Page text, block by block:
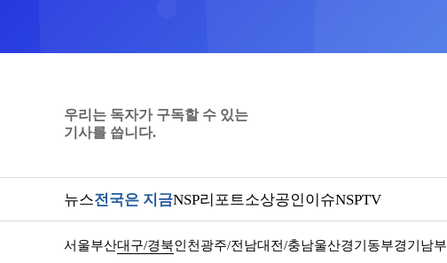
우리는 독자가 구독할 수 있는
기사를 씁니다.
뉴스전국은 지금NSP리포트소상공인이슈NSPTV
서울부산대구/경북인천 광주/전남대전/충남울산경기동부경기남부